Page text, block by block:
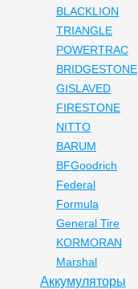
BLACKLION
TRIANGLE
POWERTRAC
BRIDGESTONE
GISLAVED
FIRESTONE
NITTO
BARUM
BFGoodrich
Federal
Formula
General Tire
KORMORAN
Marshal
Аккумуляторы